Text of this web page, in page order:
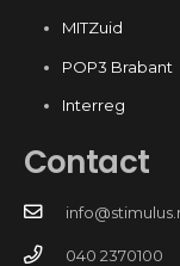
MITZuid
POP3 Brabant
Interreg
Contact
040 2370100